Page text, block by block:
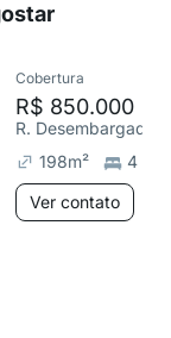
Cobertura
R$ 850.000
198m²
4
Ver contato